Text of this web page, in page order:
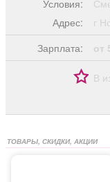
Условия:
Адрес:
г
Зарплата:
от
В
ТОВАРЫ, СКИДКИ, АКЦИИ